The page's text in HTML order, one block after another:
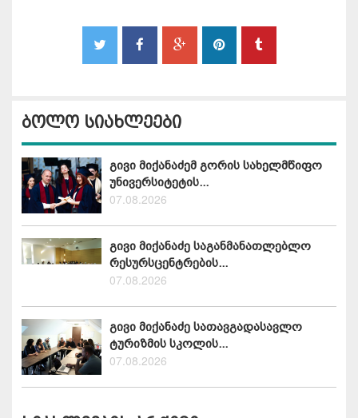
ბოლო სიახლეები
გივი მიქანაძემ გორის სახელმწიფო
უნივერსიტეტის...
07.08.2026
გივი მიქანაძე საგანმანათლებლო
რესურსცენტრების...
07.08.2026
გივი მიქანაძე სათავგადასავლო
ტურიზმის სკოლის...
07.08.2026